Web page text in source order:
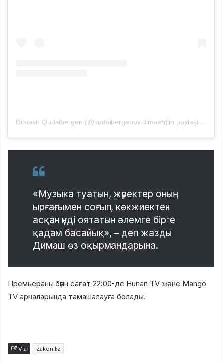
«Музыка туатын, жүректер оның
ырғағымен соғып, көкжиектен
асқан үнді оятатын әлемге бірге
қадам басайық», – деп жазды
Димаш өз оқырмандарына.
Премьераны бүгін сағат 22:00-де Hunan TV және Mango
TV арналарында тамашалауға болады.
Via Zakon.kz